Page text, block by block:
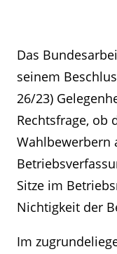
Das
seinem
26/23)
Rechtsfrage, ob
Wahlbewerbern
Sitze im
Nichtigkeit der
Im